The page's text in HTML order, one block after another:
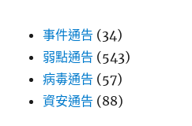
事件通告 (34)
弱點通告 (543)
病毒通告 (57)
資安通告 (88)